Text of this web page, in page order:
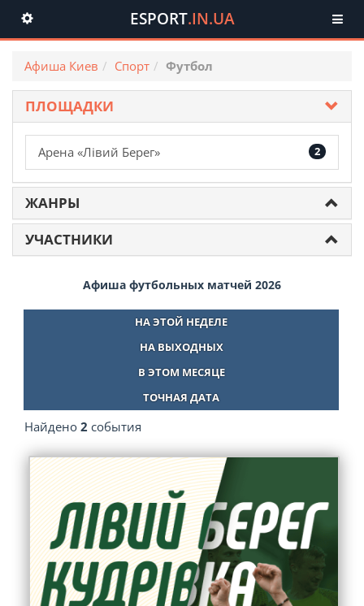
Toggle
navigation
ESPORT.IN.UA
Афиша Киев Спорт Футбол
ПЛОЩАДКИ
2
Арена «Лівий Берег»
ЖАНРЫ
УЧАСТНИКИ
Афиша футбольных матчей 2026
НА ЭТОЙ НЕДЕЛЕ
НА ВЫХОДНЫХ
В ЭТОМ МЕСЯЦЕ
ТОЧНАЯ ДАТА
Найдено 2 события